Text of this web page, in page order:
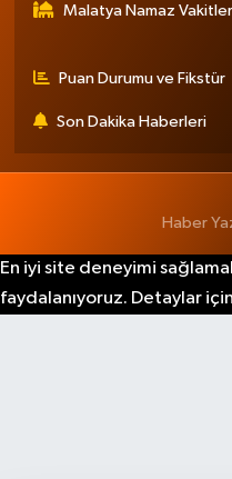
Malatya Namaz
Puan Durumu ve Fikstür
Son Dakika Haberleri
Haber
En iyi site deneyimi
faydalanıyoruz. Detaylar